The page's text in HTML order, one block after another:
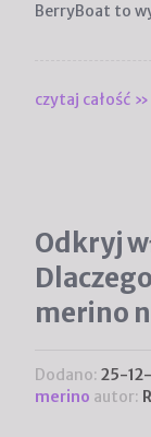
BerryBoat to
czytaj całość »
Odkryj
merino
Dodano: 25-
merino autor: